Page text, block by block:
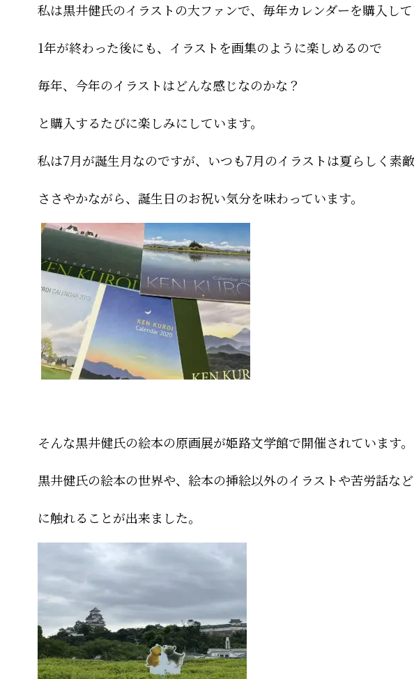
私は黒井健氏のイラストの大ファンで、毎年カレンダーを購入して
1年が終わった後にも、イラストを画集のように楽しめるので
毎年、今年のイラストはどんな感じなのかな？
と購入するたびに楽しみにしています。
私は7月が誕生月なのですが、いつも7月のイラストは夏らしく素
ささやかながら、誕生日のお祝い気分を味わっています。
そんな黒井健氏の絵本の原画展が姫路文学館で開催されています。
黒井健氏の絵本の世界や、絵本の挿絵以外のイラストや苦労話など
に触れることが出来ました。